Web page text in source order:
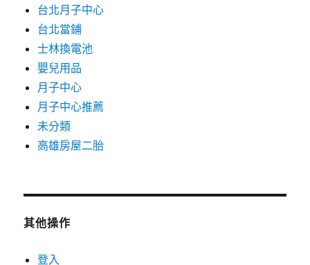
台北月子中心
台北當鋪
士林換電池
嬰兒用品
月子中心
月子中心推薦
未分類
高雄房屋二胎
其他操作
登入